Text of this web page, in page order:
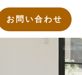
お問い合わせ